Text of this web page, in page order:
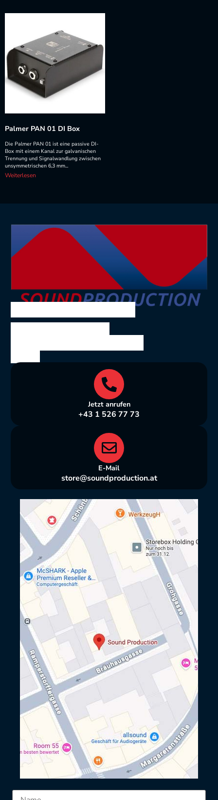
Palmer PAN 01 DI Box
Die Palmer PAN 01 ist eine passive DI-
Box mit einem Kanal zur galvanischen
Trennung und Signalwandlung zwischen
unsymmetrischen 6,3 mm...
Weiterlesen
SOUND PRODUCTION
Wien
Jetzt anrufen
+43 1 526 77 73
E-Mail
store@soundproduction.at